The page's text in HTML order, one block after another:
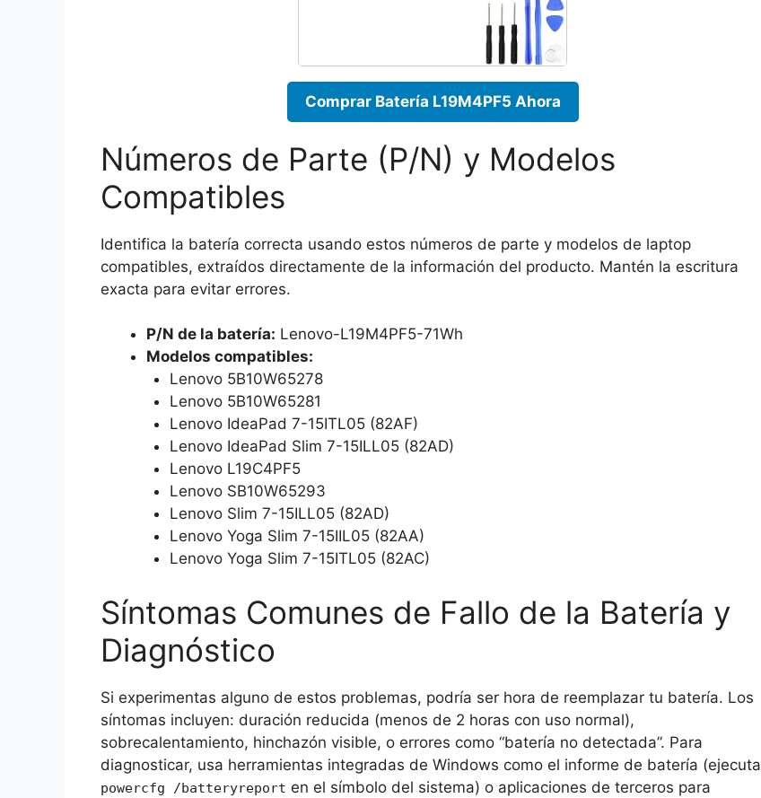
Comprar Batería L19M4PF5 Ahora
Números de Parte (P/N) y Modelos
Compatibles
Identifica la batería correcta usando estos números de parte y modelos de laptop
compatibles, extraídos directamente de la información del producto. Mantén la escritura
exacta para evitar errores.
P/N de la batería: Lenovo-L19M4PF5-71Wh
Modelos compatibles:
Lenovo 5B10W65278
Lenovo 5B10W65281
Lenovo IdeaPad 7-15ITL05 (82AF)
Lenovo IdeaPad Slim 7-15ILL05 (82AD)
Lenovo L19C4PF5
Lenovo SB10W65293
Lenovo Slim 7-15ILL05 (82AD)
Lenovo Yoga Slim 7-15IIL05 (82AA)
Lenovo Yoga Slim 7-15ITL05 (82AC)
Síntomas Comunes de Fallo de la Batería y
Diagnóstico
Si experimentas alguno de estos problemas, podría ser hora de reemplazar tu batería. Los
síntomas incluyen: duración reducida (menos de 2 horas con uso normal),
sobrecalentamiento, hinchazón visible, o errores como “batería no detectada”. Para
diagnosticar, usa herramientas integradas de Windows como el informe de batería (ejecuta
powercfg /batteryreport en el símbolo del sistema) o aplicaciones de terceros para